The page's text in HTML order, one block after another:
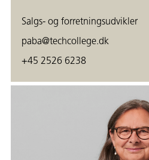
Salgs- og forretningsudvikler
paba@techcollege.dk
+45 2526 6238